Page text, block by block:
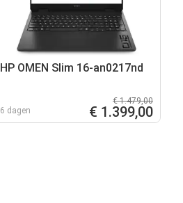
HP OMEN Slim 16-an0217nd
6 dagen
€ 1.479,00
€ 1.399,00